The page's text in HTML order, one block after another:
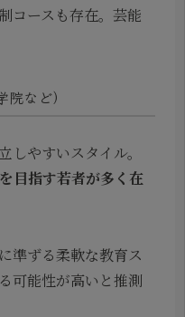
コースも存在。芸能
など）
しやすいスタイル。
目指す若者が多く在
準ずる柔軟な教育ス
可能性が高いと推測